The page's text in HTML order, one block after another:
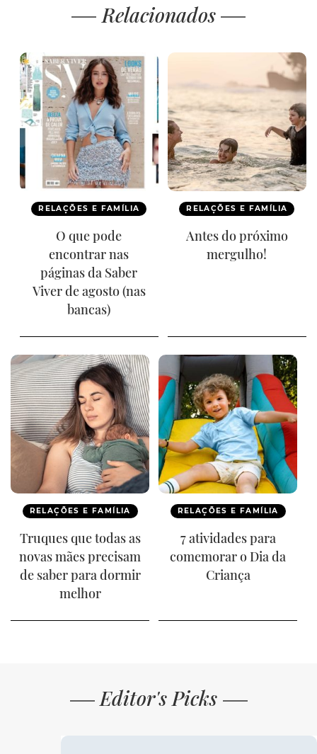
Relacionados
RELAÇÕES E FAMÍLIA
O que pode
encontrar nas
páginas da Saber
Viver de agosto (nas
bancas)
RELAÇÕES E FAMÍLIA
Antes do próximo
mergulho!
RELAÇÕES E FAMÍLIA
Truques que todas as
novas mães precisam
de saber para dormir
melhor
RELAÇÕES E FAMÍLIA
7 atividades para
comemorar o Dia da
Criança
Editor's Picks